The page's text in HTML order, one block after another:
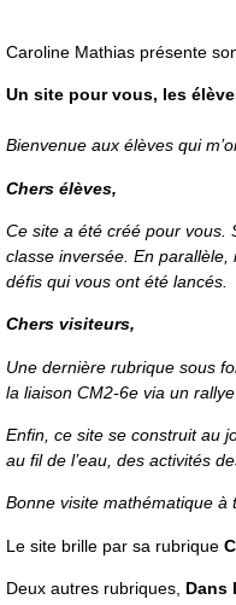
Caroline Mathias présente
Un site pour vous, les
Bienvenue aux élèves qui
Chers élèves,
Ce site a été créé pour vous.
classe inversée. En
défis qui vous ont été lancés.
Chers visiteurs,
Une dernière rubrique sous
la liaison CM2-6e via un
Enfin, ce site se construit au
au fil de l’eau, des activités
Bonne visite mathématique à
Le site brille par sa rubrique
Deux autres rubriques, Dans